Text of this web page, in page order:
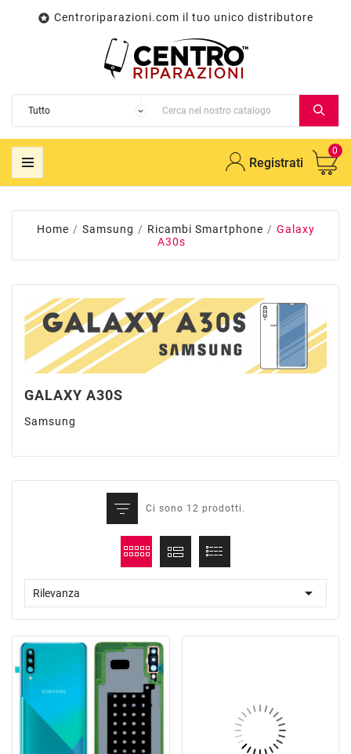
 Centroriparazioni.com il tuo unico distributore
Registrati
0
Home Samsung Ricambi Smartphone
Galaxy
A30s
GALAXY A30S
Samsung
Ci sono 12 prodotti.
Rilevanza 